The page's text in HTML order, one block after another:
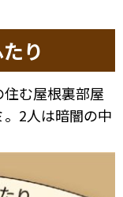
り
む屋根裏部屋
2人は暗闇の中